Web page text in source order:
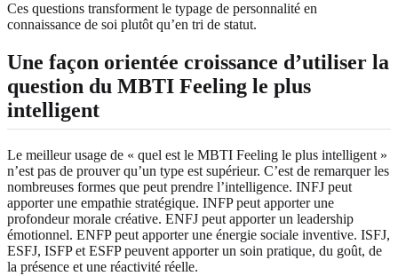
Ces questions transforment le typage de personnalité en
connaissance de soi plutôt qu’en tri de statut.
Une façon orientée croissance d’utiliser la
question du MBTI Feeling le plus
intelligent
Le meilleur usage de « quel est le MBTI Feeling le plus intelligent »
n’est pas de prouver qu’un type est supérieur. C’est de remarquer les
nombreuses formes que peut prendre l’intelligence. INFJ peut
apporter une empathie stratégique. INFP peut apporter une
profondeur morale créative. ENFJ peut apporter un leadership
émotionnel. ENFP peut apporter une énergie sociale inventive. ISFJ,
ESFJ, ISFP et ESFP peuvent apporter un soin pratique, du goût, de
la présence et une réactivité réelle.